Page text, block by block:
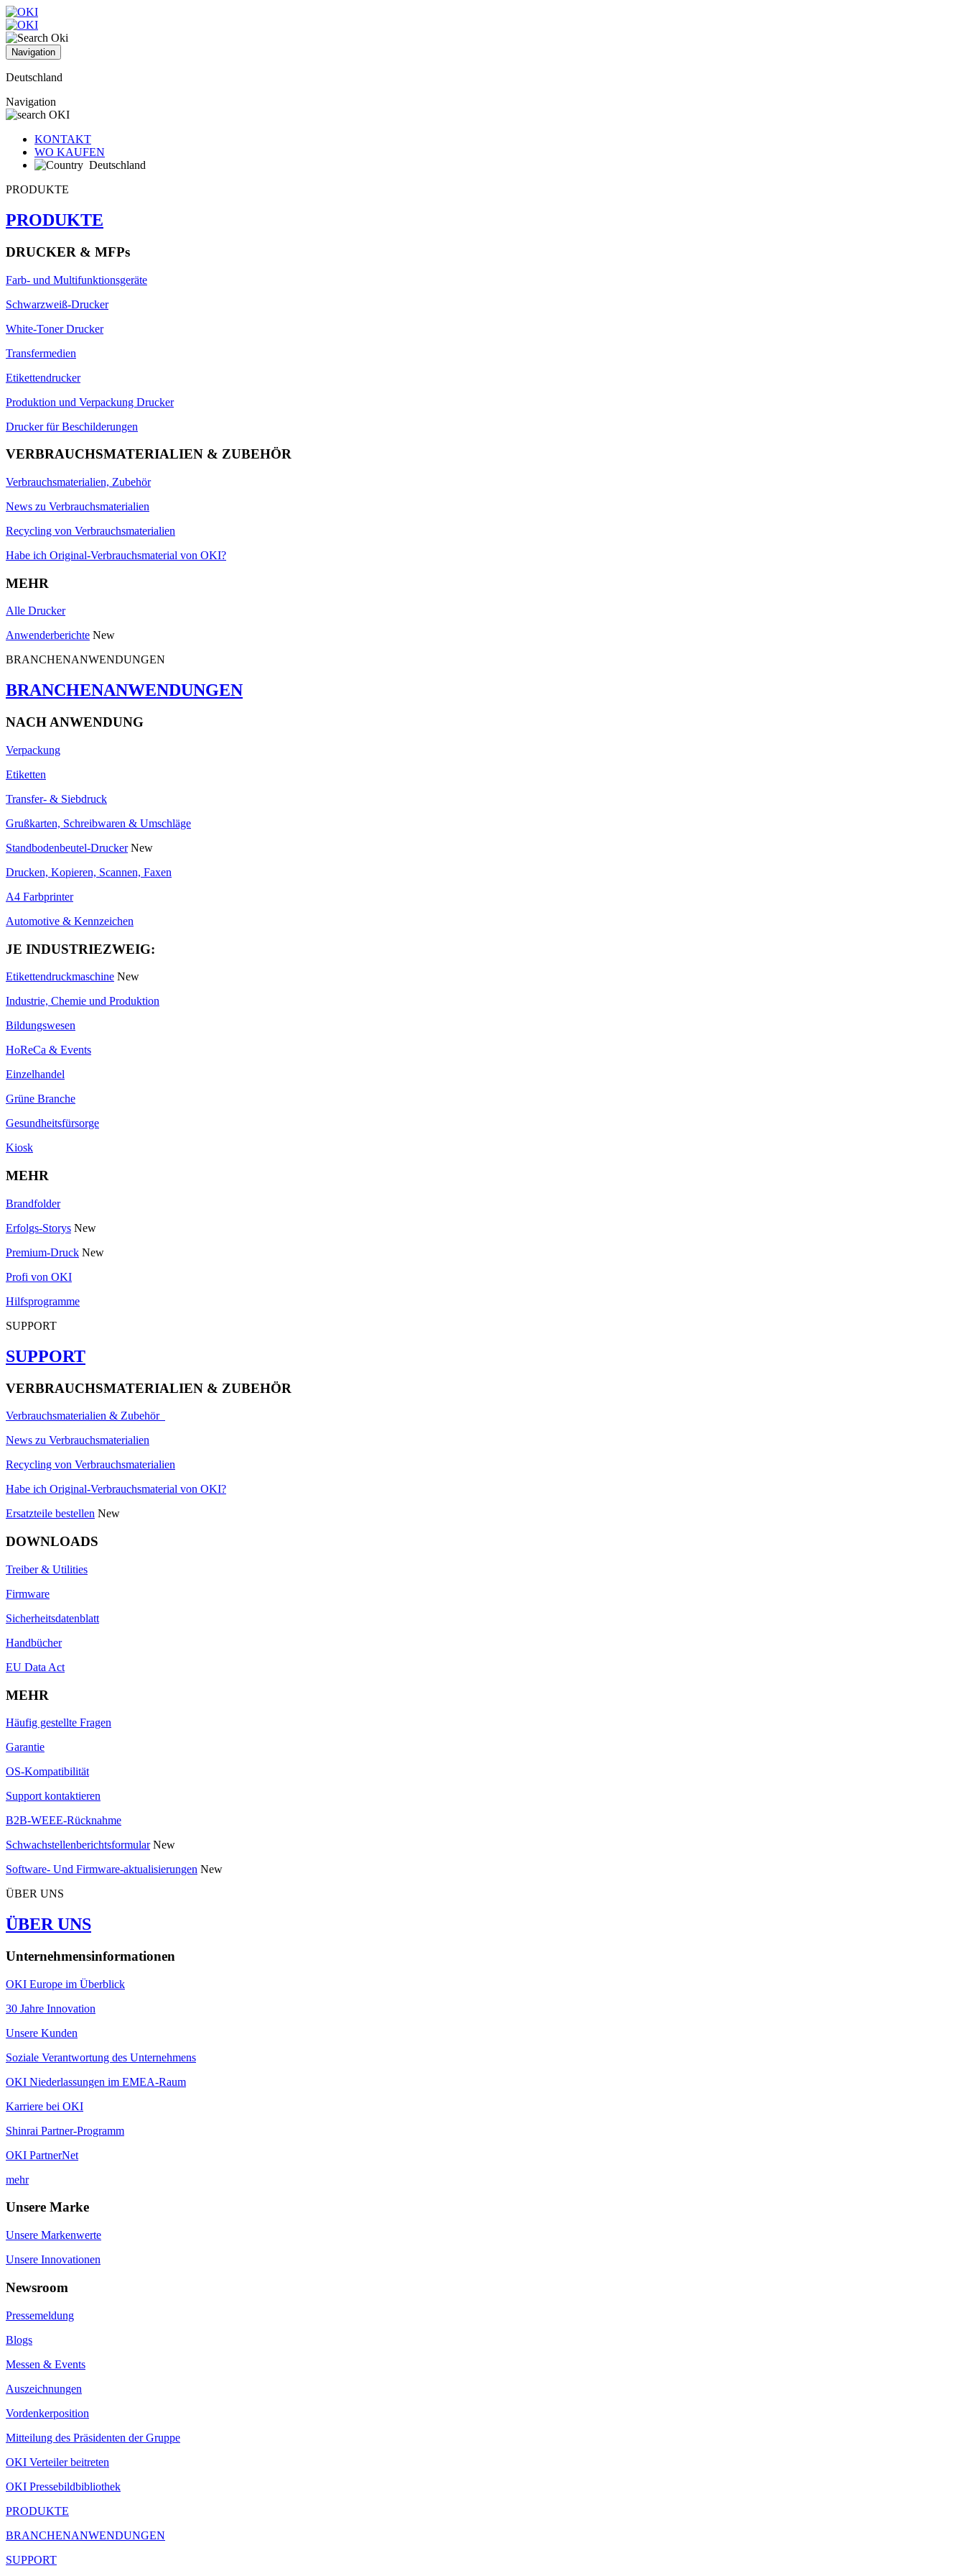
Navigation
Deutschland
Navigation
KONTAKT
WO KAUFEN
Deutschland
PRODUKTE
PRODUKTE
DRUCKER & MFPs
Farb- und Multifunktionsgeräte
Schwarzweiß-Drucker
White-Toner Drucker
Transfermedien
Etikettendrucker
Produktion und Verpackung Drucker
Drucker für Beschilderungen
VERBRAUCHSMATERIALIEN & ZUBEHÖR
Verbrauchsmaterialien, Zubehör
News zu Verbrauchsmaterialien
Recycling von Verbrauchsmaterialien
Habe ich Original-Verbrauchsmaterial von OKI?
MEHR
Alle Drucker
Anwenderberichte New
BRANCHENANWENDUNGEN
BRANCHENANWENDUNGEN
NACH ANWENDUNG
Verpackung
Etiketten
Transfer- & Siebdruck
Grußkarten, Schreibwaren & Umschläge
Standbodenbeutel-Drucker New
Drucken, Kopieren, Scannen, Faxen
A4 Farbprinter
Automotive & Kennzeichen
JE INDUSTRIEZWEIG:
Etikettendruckmaschine New
Industrie, Chemie und Produktion
Bildungswesen
HoReCa & Events
Einzelhandel
Grüne Branche
Gesundheitsfürsorge
Kiosk
MEHR
Brandfolder
Erfolgs-Storys New
Premium-Druck New
Profi von OKI
Hilfsprogramme
SUPPORT
SUPPORT
VERBRAUCHSMATERIALIEN & ZUBEHÖR
Verbrauchsmaterialien & Zubehör
News zu Verbrauchsmaterialien
Recycling von Verbrauchsmaterialien
Habe ich Original-Verbrauchsmaterial von OKI?
Ersatzteile bestellen New
DOWNLOADS
Treiber & Utilities
Firmware
Sicherheitsdatenblatt
Handbücher
EU Data Act
MEHR
Häufig gestellte Fragen
Garantie
OS-Kompatibilität
Support kontaktieren
B2B-WEEE-Rücknahme
Schwachstellenberichtsformular New
Software- Und Firmware-aktualisierungen New
ÜBER UNS
ÜBER UNS
Unternehmensinformationen
OKI Europe im Überblick
30 Jahre Innovation
Unsere Kunden
Soziale Verantwortung des Unternehmens
OKI Niederlassungen im EMEA-Raum
Karriere bei OKI
Shinrai Partner-Programm
OKI PartnerNet
mehr
Unsere Marke
Unsere Markenwerte
Unsere Innovationen
Newsroom
Pressemeldung
Blogs
Messen & Events
Auszeichnungen
Vordenkerposition
Mitteilung des Präsidenten der Gruppe
OKI Verteiler beitreten
OKI Pressebildbibliothek
PRODUKTE
BRANCHENANWENDUNGEN
SUPPORT